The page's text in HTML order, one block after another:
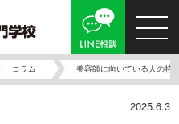
コラム 美容師に向いている人の特
2025.6.3